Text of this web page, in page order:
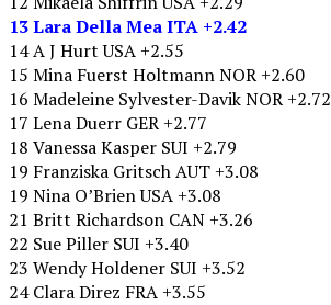
13 Lara Della Mea ITA +2.42
14 A J Hurt USA +2.55
15 Mina Fuerst Holtmann NOR +2.60
16 Madeleine Sylvester-Davik NOR +2.72
17 Lena Duerr GER +2.77
18 Vanessa Kasper SUI +2.79
19 Franziska Gritsch AUT +3.08
19 Nina O’Brien USA +3.08
21 Britt Richardson CAN +3.26
22 Sue Piller SUI +3.40
23 Wendy Holdener SUI +3.52
24 Clara Direz FRA +3.55